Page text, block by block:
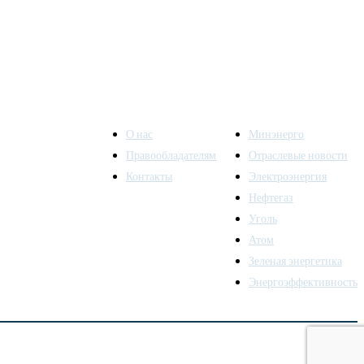
О нас
Правообладателям
Контакты
Минэнерго
Отраслевые новости
Электроэнергия
Нефтегаз
Уголь
Атом
Зеленая энергетика
Энергоэффективность